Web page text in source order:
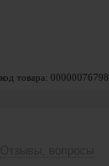
код товара: 00000076798